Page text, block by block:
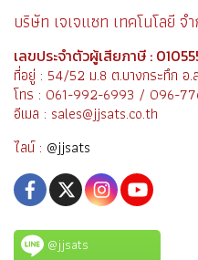
บริษัท เจเจแซท เทคโนโลยี จ
เลขประจำตัวผู้เสียภาษี :
ที่อยู่ : 54/52 ม.8 ต.บางกระทึก อ
โทร : 061-992-6993 / 096-
อีเมล : sales@jjsats.co.th
ไลน์ : @jjsats
@jjsats